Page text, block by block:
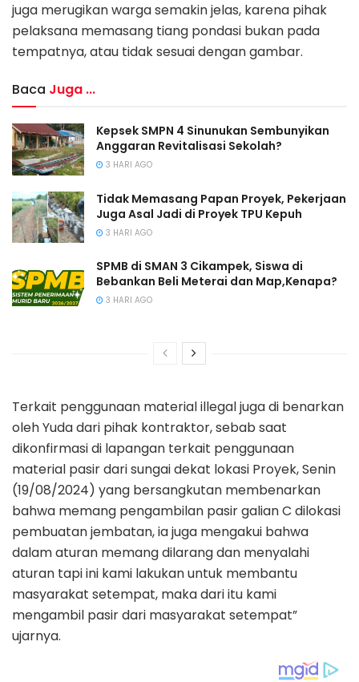
juga merugikan warga semakin jelas, karena pihak
pelaksana memasang tiang pondasi bukan pada
tempatnya, atau tidak sesuai dengan gambar.
Baca Juga ...
Kepsek SMPN 4 Sinunukan Sembunyikan
Anggaran Revitalisasi Sekolah?
3 HARI AGO
Tidak Memasang Papan Proyek, Pekerjaan
Juga Asal Jadi di Proyek TPU Kepuh
3 HARI AGO
SPMB di SMAN 3 Cikampek, Siswa di
Bebankan Beli Meterai dan Map,Kenapa?
3 HARI AGO
Terkait penggunaan material illegal juga di benarkan
oleh Yuda dari pihak kontraktor, sebab saat
dikonfirmasi di lapangan terkait penggunaan
material pasir dari sungai dekat lokasi Proyek, Senin
(19/08/2024) yang bersangkutan membenarkan
bahwa memang pengambilan pasir galian C dilokasi
pembuatan jembatan, ia juga mengakui bahwa
dalam aturan memang dilarang dan menyalahi
aturan tapi ini kami lakukan untuk membantu
masyarakat setempat, maka dari itu kami
mengambil pasir dari masyarakat setempat”
ujarnya.